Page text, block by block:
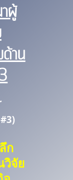
ผู้
าน
)
ก
วิจัย